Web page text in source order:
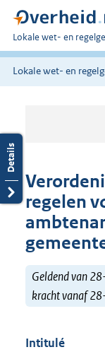
U
bent
hier:
Lokale wet- en
Lokale wet- en
regelen
Geldend van
kracht vanaf
Intitulé